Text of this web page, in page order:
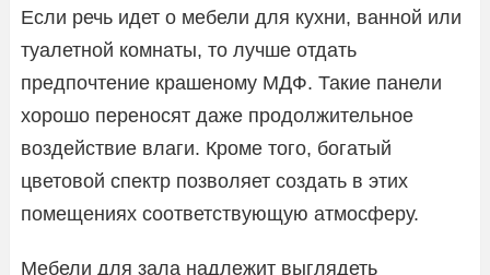
Если речь идет о мебели для кухни, ванной или
туалетной комнаты, то лучше отдать
предпочтение крашеному МДФ. Такие панели
хорошо переносят даже продолжительное
воздействие влаги. Кроме того, богатый
цветовой спектр позволяет создать в этих
помещениях соответствующую атмосферу.
Мебели для зала надлежит выглядеть